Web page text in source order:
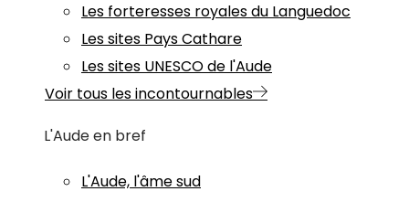
Les forteresses royales du Languedoc
Les sites Pays Cathare
Les sites UNESCO de l'Aude
Voir tous les incontournables
L'Aude en bref
L'Aude, l'âme sud